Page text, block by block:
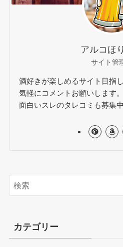
アルコほ
サイト管
酒好きが楽しめるサイト目指
気軽にコメントお願いします。
面白いスレのタレコミも募集中
カテゴリー